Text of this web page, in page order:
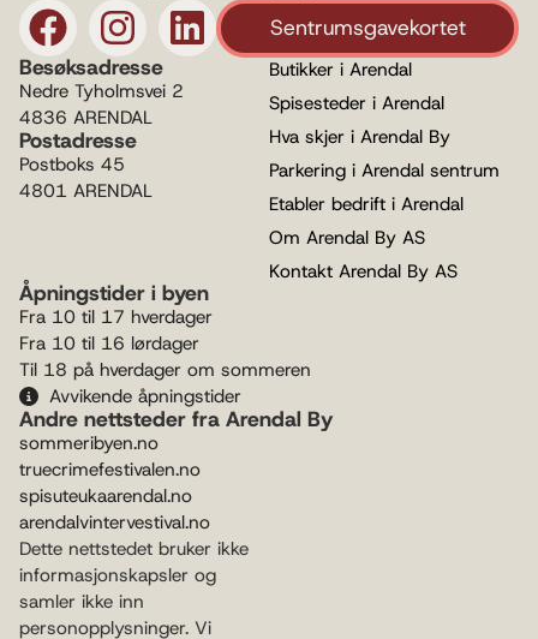
Sentrumsgavekortet
Besøksadresse
Nedre Tyholmsvei 2
4836 ARENDAL
Postadresse
Postboks 45
4801 ARENDAL
Butikker i Arendal
Spisesteder i Arendal
Hva skjer i Arendal By
Parkering i Arendal sentrum
Etabler bedrift i Arendal
Om Arendal By AS
Kontakt Arendal By AS
Åpningstider i byen
Fra 10 til 17 hverdager
Fra 10 til 16 lørdager
Til 18 på hverdager om sommeren
Avvikende åpningstider
Andre nettsteder fra Arendal By
sommeribyen.no
truecrimefestivalen.no
spisuteukaarendal.no
arendalvintervestival.no
Dette nettstedet bruker ikke
informasjonskapsler og
samler ikke inn
personopplysninger. Vi